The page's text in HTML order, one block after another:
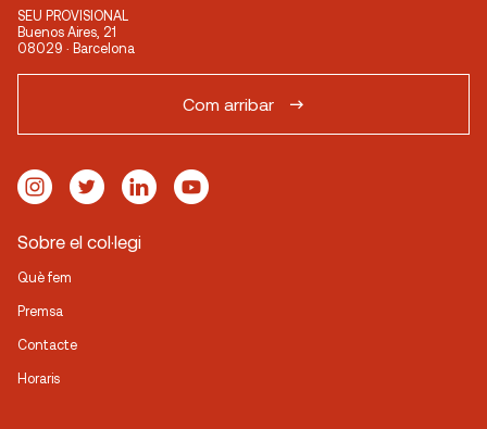
SEU PROVISIONAL
Buenos Aires, 21
08029 · Barcelona
Com arribar
Sobre el col·legi
Què fem
Premsa
Contacte
Horaris